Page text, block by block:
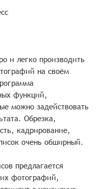
и легко производить
на своём
функций,
можно задействовать
Обрезка,
кадрирование,
очень обширный.
предлагается
фотографий,